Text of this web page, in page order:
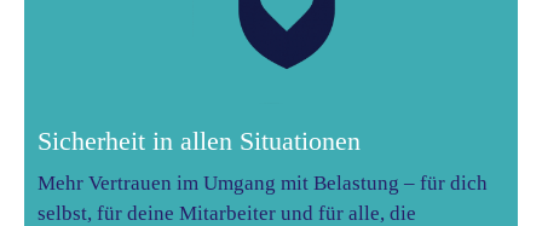
Sicherheit in allen Situationen
Mehr Vertrauen im Umgang mit Belastung – für dich
selbst, für deine Mitarbeiter und für alle, die